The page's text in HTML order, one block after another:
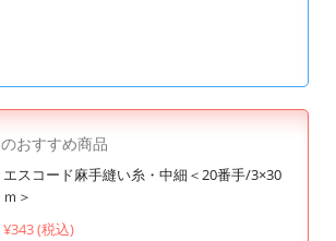
のおすすめ商品
エスコード麻手縫い糸・中細＜20番手/3×30
ｍ＞
¥343 (税込)